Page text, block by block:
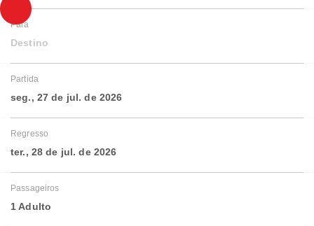
Para
Destino
Partida
seg., 27 de jul. de 2026
Regresso
ter., 28 de jul. de 2026
Passageiros
1 Adulto